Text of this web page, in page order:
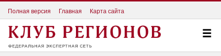
Полная версия Главная Карта сайта